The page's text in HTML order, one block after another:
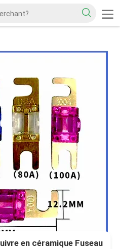
en céramique Fuseau